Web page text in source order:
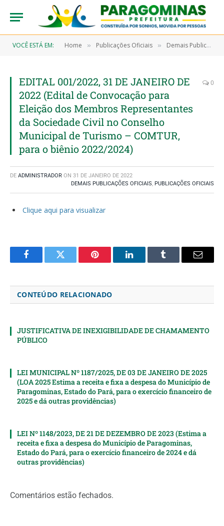
VOCÊ ESTÁ EM: Home » Publicações Oficiais » Demais Publicações Oficiais
EDITAL 001/2022, 31 DE JANEIRO DE
2022 (Edital de Convocação para
Eleição dos Membros Representantes
da Sociedade Civil no Conselho
Municipal de Turismo – COMTUR,
para o biênio 2022/2024)
0
DE ADMINISTRADOR ON 31 DE JANEIRO DE 2022
DEMAIS PUBLICAÇÕES OFICIAIS, PUBLICAÇÕES OFICIAIS
Clique aqui para visualizar
FacebookTwitter Pinterest LinkedInTumblr Email
CONTEÚDO RELACIONADO
JUSTIFICATIVA DE INEXIGIBILIDADE DE CHAMAMENTO
PÚBLICO
LEI MUNICIPAL Nº 1187/2025, DE 03 DE JANEIRO DE 2025
(LOA 2025 Estima a receita e fixa a despesa do Município de
Paragominas, Estado do Pará, para o exercício financeiro de
2025 e dá outras providências)
LEI Nº 1148/2023, DE 21 DE DEZEMBRO DE 2023 (Estima a
receita e fixa a despesa do Município de Paragominas,
Estado do Pará, para o exercício financeiro de 2024 e dá
outras providências)
Comentários estão fechados.